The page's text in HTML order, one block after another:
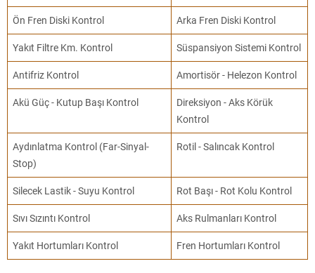
Ön Fren Diski Kontrol Arka Fren Diski Kontrol
Yakıt Filtre Km. Kontrol Süspansiyon Sistemi Kontrol
Antifriz Kontrol Amortisör - Helezon Kontrol
Akü Güç - Kutup Başı Kontrol
Direksiyon - Aks Körük
Kontrol
Aydınlatma Kontrol (Far-Sinyal-
Stop)
Rotil - Salıncak Kontrol
Silecek Lastik - Suyu Kontrol Rot Başı - Rot Kolu Kontrol
Sıvı Sızıntı Kontrol Aks Rulmanları Kontrol
Yakıt Hortumları Kontrol Fren Hortumları Kontrol